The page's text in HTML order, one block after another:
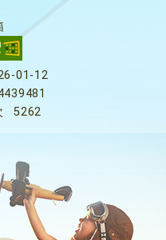
01-12
5262